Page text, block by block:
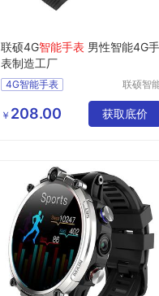
联硕4G智能手表 男性智能4G手
表制造工厂
4G智能手表
智能SOS手表
联硕智
有限公司
￥ 208.00 获取底价